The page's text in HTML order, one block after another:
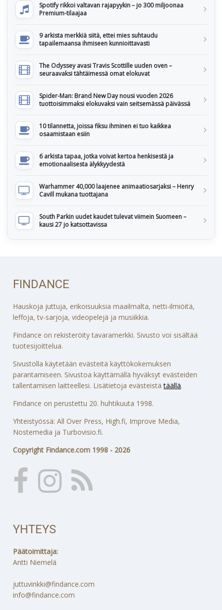
Spotify rikkoi valtavan rajapyykin – jo 300 miljoonaa
Premium-tilaajaa
9 arkista merkkiä siitä, ettei mies suhtaudu
tapailemaansa ihmiseen kunnioittavasti
The Odyssey avasi Travis Scottille uuden oven –
seuraavaksi tähtäimessä omat elokuvat
Spider-Man: Brand New Day nousi vuoden 2026
tuottoisimmaksi elokuvaksi vain seitsemässä päivässä
10 tilannetta, joissa fiksu ihminen ei tuo kaikkea
osaamistaan esiin
6 arkista tapaa, jotka voivat kertoa henkisestä ja
emotionaalisesta älykkyydestä
Warhammer 40,000 laajenee animaatiosarjaksi – Henry
Cavill mukana tuottajana
South Parkin uudet kaudet tulevat viimein Suomeen –
kausi 27 jo katsottavissa
FINDANCE
Hauskoja juttuja, erikoisuuksia maailmalta, netti-ilmiöitä,
leffoja, tv-sarjoja, videopelejä ja musiikkia.
Findance on rekisteröity tavaramerkki. Sivusto voi sisältää
tuotesijoittelua.
Sivustolla käytetään evästeitä käyttökokemuksen
parantamiseen. Sivustoa käyttämällä hyväksyt evästeiden
tallentamisen laitteellesi. Lisätietoja evästeistätäällä.
Findance on perustettu 20. huhtikuuta 1998.
Yhteistyössä: All Over Press, High.fi, Improve Media,
Nostemedia ja Turbovisio.fi.
Copyright Findance.com 1998 - 2026
YHTEYS
Päätoimittaja:
Antti Niemelä
juttuvinkki@findance.com
info@findance.com